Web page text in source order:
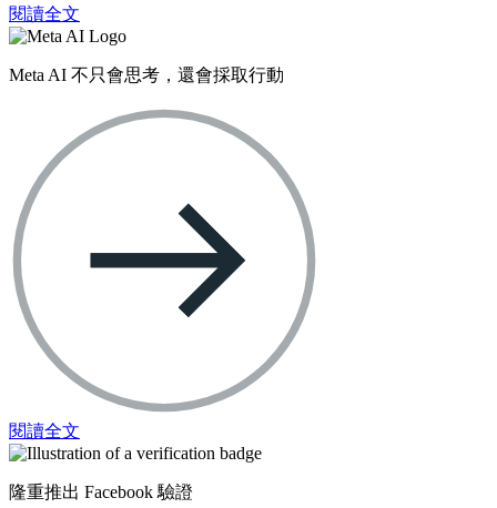
閱讀全文
Meta AI 不只會思考，還會採取行動
閱讀全文
隆重推出 Facebook 驗證